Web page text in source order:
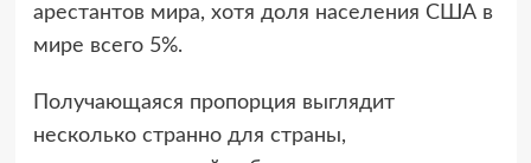
арестантов мира, хотя доля населения США в
мире всего 5%.
Получающаяся пропорция выглядит
несколько странно для страны,